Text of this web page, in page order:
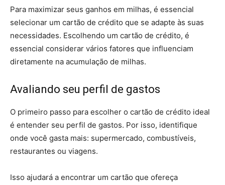
Para maximizar seus ganhos em milhas, é essencial
selecionar um cartão de crédito que se adapte às suas
necessidades. Escolhendo um cartão de crédito, é
essencial considerar vários fatores que influenciam
diretamente na acumulação de milhas.
Avaliando seu perfil de gastos
O primeiro passo para escolher o cartão de crédito ideal
é entender seu perfil de gastos. Por isso, identifique
onde você gasta mais: supermercado, combustíveis,
restaurantes ou viagens.
Isso ajudará a encontrar um cartão que ofereça